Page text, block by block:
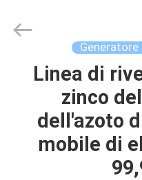
CASA
PRODOTTI
Technology
Linea di
zinco
dell'azoto
mobile di